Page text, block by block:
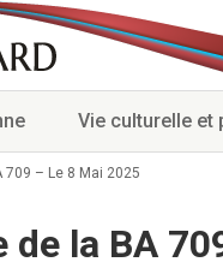
Vie culturelle et
– Le 8 Mai 2025
la BA